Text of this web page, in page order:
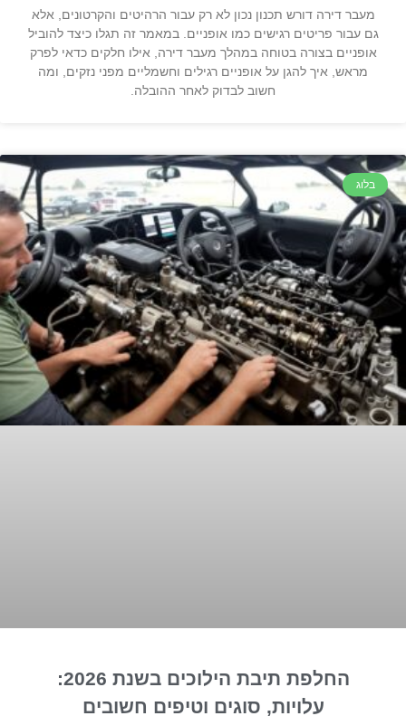
מעבר דירה דורש תכנון נכון לא רק עבור הרהיטים והקרטונים, אלא
גם עבור פריטים רגישים כמו אופניים. במאמר זה תגלו כיצד להוביל
אופניים בצורה בטוחה במהלך מעבר דירה, אילו חלקים כדאי לפרק
מראש, איך להגן על אופניים רגילים וחשמליים מפני נזקים, ומה
חשוב לבדוק לאחר ההובלה.
בלוג
החלפת תיבת הילוכים בשנת 2026:
עלויות, סוגים וטיפים חשובים